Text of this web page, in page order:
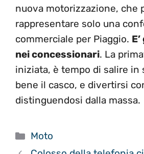
nuova motorizzazione, che
rappresentare solo una
commerciale per Piaggio.
nei concessionari. La
iniziata, è tempo di salire in
bene il casco, e divertirsi
distinguendosi dalla massa.
Categorie
Moto